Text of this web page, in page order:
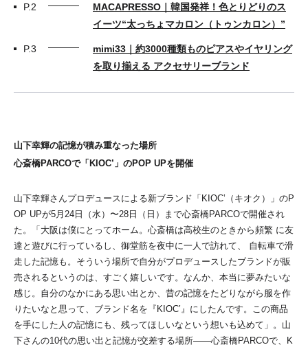
P.2
MACAPRESSO｜韓国発祥！色とりどりのス
イーツ“太っちょマカロン（トゥンカロン）”
P.3
mimi33｜約3000種類ものピアスやイヤリング
を取り揃える アクセサリーブランド
山下幸輝の記憶が積み重なった場所
心斎橋PARCOで「KIOC’」のPOP UPを開催
山下幸輝さんプロデュースによる新ブランド「KIOC’（キオク）」のP
OP UPが5月24日（水）〜28日（日）まで心斎橋PARCOで開催され
た。「大阪は僕にとってホーム。心斎橋は高校生のときから頻繁 に友
達と遊びに行っているし、御堂筋を夜中に一人で訪れて、 自転車で滑
走した記憶も。そういう場所で自分がプロデュースしたブランドが販
売されるというのは、すごく嬉しいです。なんか、本当に夢みたいな
感じ。自分のなかにある思い出とか、昔の記憶をたどりながら服を作
りたいなと思って、ブランド名を『KIOC’』にしたんです。この商品
を手にした人の記憶にも、残ってほしいなという想いも込めて」。山
下さんの10代の思い出と記憶が交差する場所――心斎橋PARCOで、K